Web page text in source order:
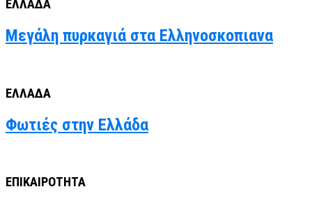
ΕΛΛΑΔΑ
Μεγάλη πυρκαγιά στα Ελληνοσκοπιανα
ΕΛΛΑΔΑ
Φωτιές στην Ελλάδα
ΕΠΙΚΑΙΡΟΤΗΤΑ